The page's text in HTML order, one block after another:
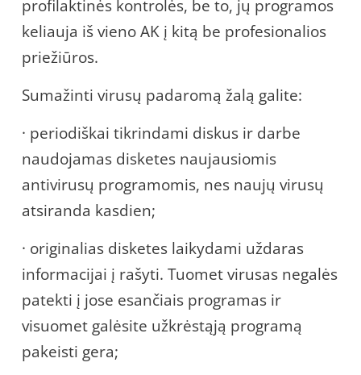
profilaktinės kontrolės, be to, jų programos
keliauja iš vieno AK į kitą be profesionalios
priežiūros.
Sumažinti virusų padaromą žalą galite:
· periodiškai tikrindami diskus ir darbe
naudojamas disketes naujausiomis
antivirusų programomis, nes naujų virusų
atsiranda kasdien;
· originalias disketes laikydami uždaras
informacijai į rašyti. Tuomet virusas negalės
patekti į jose esančiais programas ir
visuomet galėsite užkrėstąją programą
pakeisti gera;